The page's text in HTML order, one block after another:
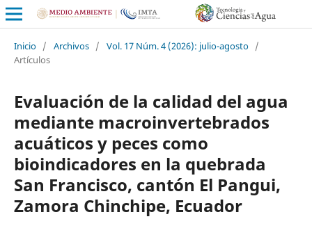
Inicio / Archivos / Vol. 17 Núm. 4 (2026): julio-agosto /
Artículos
Evaluación de la calidad del agua
mediante macroinvertebrados
acuáticos y peces como
bioindicadores en la quebrada
San Francisco, cantón El Pangui,
Zamora Chinchipe, Ecuador